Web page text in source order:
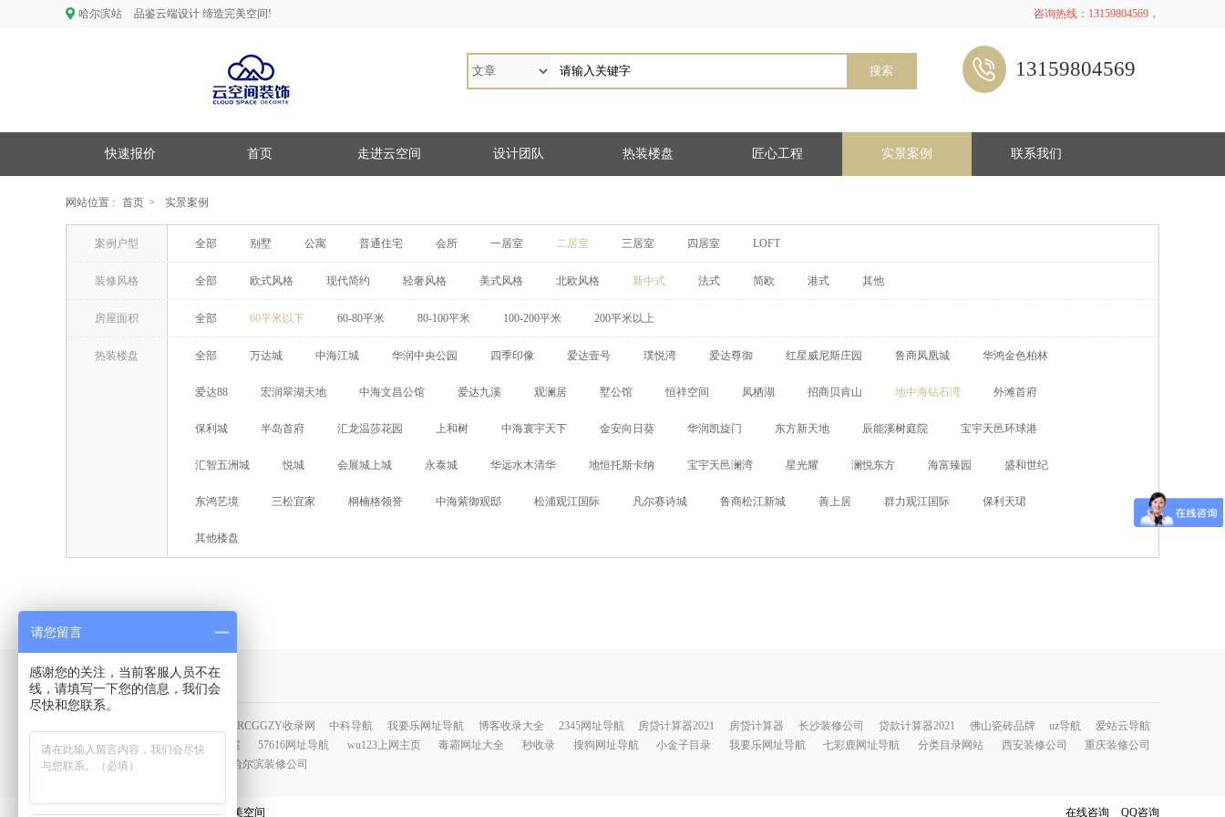
哈尔滨站 品鉴云端设计 缔造完美空间! 咨询热线：13159804569，
搜索 13159804569
快速报价 首页 走进云空间 设计团队 热装楼盘 匠心工程 实景案例 联系我们
网站位置 : 首页 > 实景案例
案例户型 全部 别墅 公寓 普通住宅 会所 一居室 二居室 三居室 四居室 LOFT
装修风格 全部 欧式风格 现代简约 轻奢风格 美式风格 北欧风格 新中式 法式 简欧 港式 其他
房屋面积 全部 60平米以下 60-80平米 80-100平米 100-200平米 200平米以上
热装楼盘 全部 万达城 中海江城 华润中央公园 四季印像 爱达壹号 璞悦湾 爱达尊御 红星威尼斯庄园 鲁商凤凰城 华鸿金色柏林
爱达88 宏润翠湖天地 中海文昌公馆 爱达九溪 观澜居 墅公馆 恒祥空间 凤栖湖 招商贝肯山 地中海钻石湾 外滩首府
保利城 半岛首府 汇龙温莎花园 上和树 中海寰宇天下 金安向日葵 华润凯旋门 东方新天地 辰能溪树庭院 宝宇天邑环球港
汇智五洲城 悦城 会展城上城 永泰城 华远水木清华 地恒托斯卡纳 宝宇天邑澜湾 星光耀 澜悦东方 海富臻园 盛和世纪
东鸿艺境 三松宜家 桐楠格领誉 中海紫御观邸 松浦观江国际 凡尔赛诗城 鲁商松江新城 善上居 群力观江国际 保利天珺
其他楼盘
友情链接：
RCGGZY收录网 中科导航 我要乐网址导航 博客收录大全 2345网址导航 房贷计算器2021 房贷计算器 长沙装修公司 贷款计算器2021 佛山瓷砖品牌 uz导航
爱站云导航
犀牛·云链
油烟监控系统解决方案 57616网址导航 wu123上网主页 毒霸网址大全 秒收录 搜狗网址导航 小金子目录 我要乐网址导航 七彩鹿网址导航 分类目录网站 西安装修公司
重庆装修公司
德特涂装设备
哈尔滨装修公司
云空间装饰 品鉴云端设计 缔造完美空间 在线咨询 QQ咨询
请您留言
感谢您的关注，当前客服人员不在
线，请填写一下您的信息，我们会
尽快和您联系。